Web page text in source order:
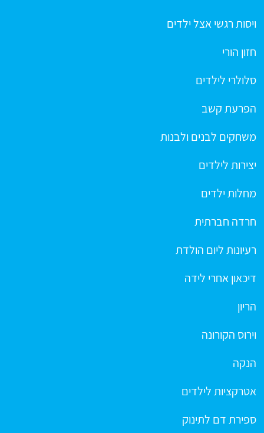
ויסות רגשי אצל ילדים
חזון הורי
סלולרי לילדים
הפרעת קשב
משחקים לבנים ולבנות
יצירות לילדים
מחלות ילדים
חרדה חברתית
רעיונות ליום הולדת
דיכאון אחרי לידה
הריון
וירוס הקורונה
הנקה
אטרקציות לילדים
ספירת דם לתינוק